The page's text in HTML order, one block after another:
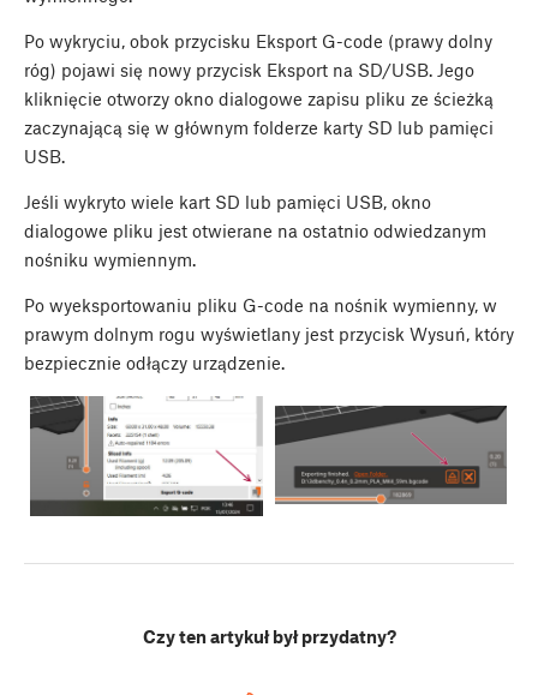
Po wykryciu, obok przycisku Eksport G-code (prawy dolny
róg) pojawi się nowy przycisk Eksport na SD/USB. Jego
kliknięcie otworzy okno dialogowe zapisu pliku ze ścieżką
zaczynającą się w głównym folderze karty SD lub pamięci
USB.
Jeśli wykryto wiele kart SD lub pamięci USB, okno
dialogowe pliku jest otwierane na ostatnio odwiedzanym
nośniku wymiennym.
Po wyeksportowaniu pliku G-code na nośnik wymienny, w
prawym dolnym rogu wyświetlany jest przycisk Wysuń, który
bezpiecznie odłączy urządzenie.
Czy ten artykuł był przydatny?